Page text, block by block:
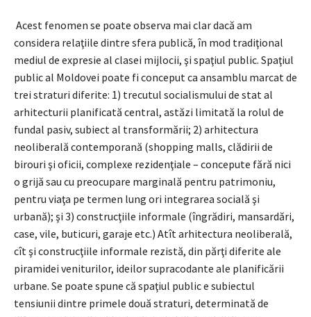
Acest fenomen se poate observa mai clar dacă am
considera relaţiile dintre sfera publică, în mod tradiţional
mediul de expresie al clasei mijlocii, şi spaţiul public. Spaţiul
public al Moldovei poate fi conceput ca ansamblu marcat de
trei straturi diferite: 1) trecutul socialismului de stat al
arhitecturii planificată central, astăzi limitată la rolul de
fundal pasiv, subiect al transformării; 2) arhitectura
neoliberală contemporană (shopping malls, clădirii de
birouri şi oficii, complexe rezidenţiale – concepute fără nici
o grijă sau cu preocupare marginală pentru patrimoniu,
pentru viaţa pe termen lung ori integrarea socială şi
urbană); şi 3) construcţiile informale (îngrădiri, mansardări,
case, vile, buticuri, garaje etc.) Atît arhitectura neoliberală,
cît şi construcţiile informale rezistă, din părţi diferite ale
piramidei veniturilor, ideilor supracodante ale planificării
urbane. Se poate spune că spaţiul public e subiectul
tensiunii dintre primele două straturi, determinată de